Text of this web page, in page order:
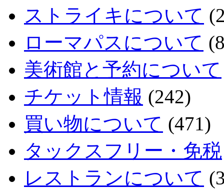
ストライキについて
ローマパスについて
美術館と予約について
チケット情報 (242)
買い物について (471)
タックスフリー・免税
レストランについて